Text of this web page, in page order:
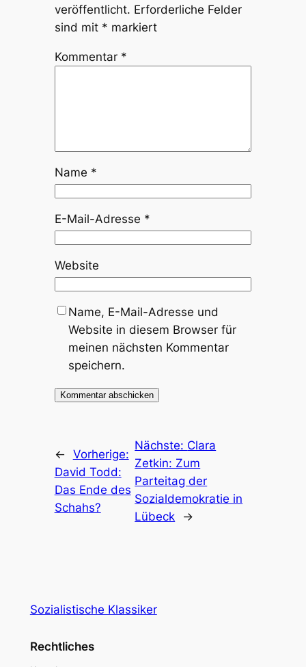
veröffentlicht. Erforderliche Felder
sind mit * markiert
Kommentar *
Name *
E-Mail-Adresse *
Website
Name, E-Mail-Adresse und
Website in diesem Browser für
meinen nächsten Kommentar
speichern.
← Vorherige:
David Todd:
Das Ende des
Schahs?
Nächste: Clara
Zetkin: Zum
Parteitag der
Sozialdemokratie in
Lübeck
→
Sozialistische Klassiker
Rechtliches